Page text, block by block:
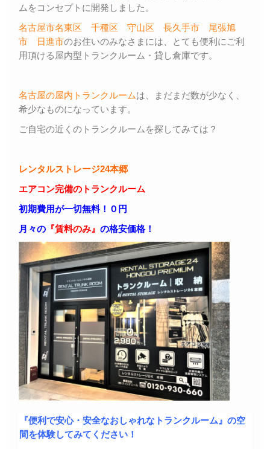
ムをコンセプトに開発しました。
名古屋市名東区
千種区 守山区 長久手市
尾張旭
市
日進市のお住いのみなさまには、とても便利にご利
用頂ける屋内型トランクルーム・貸し倉庫です。
名古屋の屋内トランクルームは、まだまだ数が少なく、
希少なものになっています。
ご自宅の近くのトランクルームを探してみては？
レンタルストレージ24本郷
エアコン完備のトランクルーム
初期費用が一切無料！０円
月々の 『賃料のみ』 の格安価格！
『便利で安心・安全なおしゃれなトランクルーム』の空
間を体験してみてください！